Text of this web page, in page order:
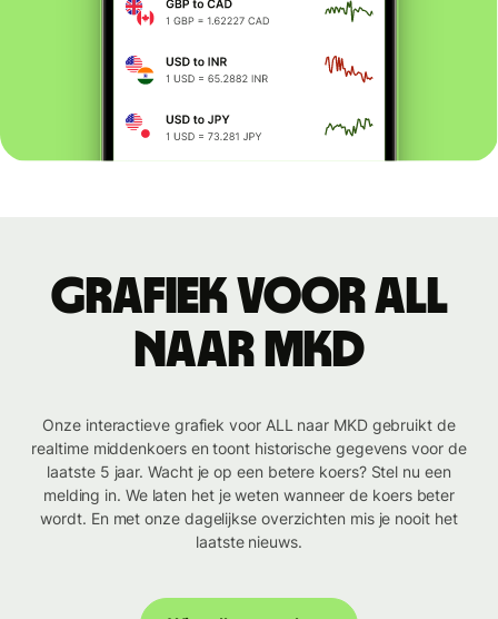
Grafiek voor ALL
naar MKD
Onze interactieve grafiek voor ALL naar MKD gebruikt de
realtime middenkoers en toont historische gegevens voor de
laatste 5 jaar. Wacht je op een betere koers? Stel nu een
melding in. We laten het je weten wanneer de koers beter
wordt. En met onze dagelijkse overzichten mis je nooit het
laatste nieuws.